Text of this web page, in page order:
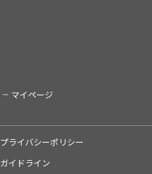
マイページ
プライバシーポリシー
ガイドライン